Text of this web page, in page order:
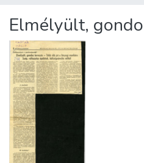
Statistics
About us
Elmélyült,